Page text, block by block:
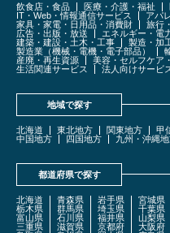
飲食店・食品 医療・介護・福祉
IT・Web・情報通信サービス
アパ
家具・家電・日用品・消費財
旅行
広告・出版・放送
エネルギー・電
建築・建設・土木・工事
製造・加
製造業（機械・電機・電子部品）
産廃・再生資源
美容・セルフケア
生活関連サービス
法人向けサービ
地域で探す
北海道 東北地方 関東地方 甲
中国地方
四国地方 九州・沖縄
都道府県で探す
北海道 青森県 岩手県 宮城県
栃木県
群馬県 埼玉県 千葉県
富山県
石川県 福井県 山梨県
三重県
滋賀県 京都府 大阪府